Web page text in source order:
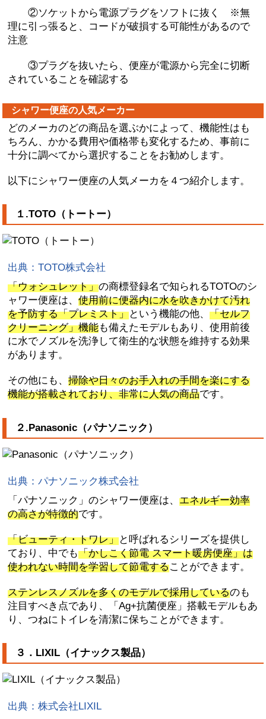
②ソケットから電源プラグをソフトに抜く ※無
理に引っ張ると、コードが破損する可能性があるので
注意
③プラグを抜いたら、便座が電源から完全に切断
されていることを確認する
シャワー便座の人気メーカー
どのメーカのどの商品を選ぶかによって、機能性はも
ちろん、かかる費用や価格帯も変化するため、事前に
十分に調べてから選択することをお勧めします。
以下にシャワー便座の人気メーカを４つ紹介します。
１.TOTO（トートー）
出典：TOTO株式会社
「ウォシュレット」の商標登録名で知られるTOTOのシ
ャワー便座は、使用前に便器内に水を吹きかけて汚れ
を予防する「プレミスト」という機能の他、「セルフ
クリーニング」機能も備えたモデルもあり、使用前後
に水でノズルを洗浄して衛生的な状態を維持する効果
があります。
その他にも、掃除や日々のお手入れの手間を楽にする
機能が搭載されており、非常に人気の商品です。
２.Panasonic（パナソニック）
出典：パナソニック株式会社
「パナソニック」のシャワー便座は、エネルギー効率
の高さが特徴的です。
「ビューティ・トワレ」と呼ばれるシリーズを提供し
ており、中でも「かしこく節電 スマート暖房便座」は
使われない時間を学習して節電することができます。
ステンレスノズルを多くのモデルで採用しているのも
注目すべき点であり、「Ag+抗菌便座」搭載モデルもあ
り、つねにトイレを清潔に保ちことができます。
３．LIXIL（イナックス製品）
出典：株式会社LIXIL